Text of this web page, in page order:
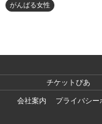
がんばる女性
チケットぴあ
会社案内
プライバシー